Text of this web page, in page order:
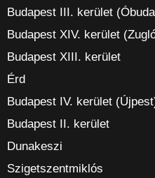
Budapest III. kerület
Budapest XIV. kerület
Budapest XIII. kerület
Érd
Budapest IV. kerület
Budapest II. kerület
Dunakeszi
Szigetszentmiklós